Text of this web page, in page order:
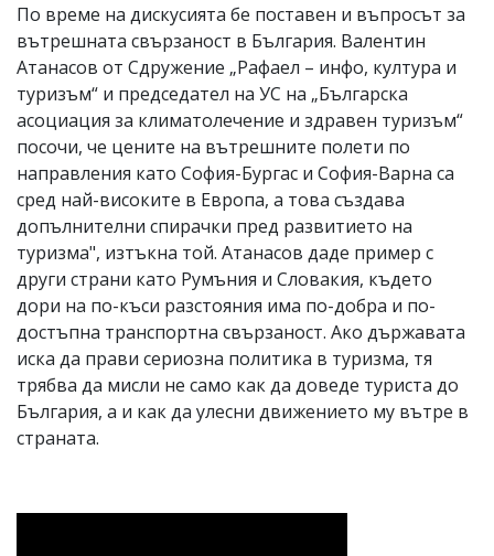
По време на дискусията бе поставен и въпросът за
вътрешната свързаност в България. Валентин
Атанасов от Сдружение „Рафаел – инфо, култура и
туризъм“ и председател на УС на „Българска
асоциация за климатолечение и здравен туризъм“
посочи, че цените на вътрешните полети по
направления като София-Бургас и София-Варна са
сред най-високите в Европа, а това създава
допълнителни спирачки пред развитието на
туризма", изтъкна той. Атанасов даде пример с
други страни като Румъния и Словакия, където
дори на по-къси разстояния има по-добра и по-
достъпна транспортна свързаност. Ако държавата
иска да прави сериозна политика в туризма, тя
трябва да мисли не само как да доведе туриста до
България, а и как да улесни движението му вътре в
страната.